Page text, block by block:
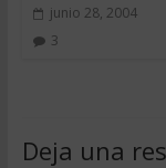
junio 28, 2004
3
Deja una